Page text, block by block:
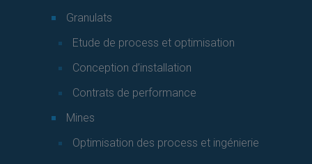
Granulats
Etude de process et optimisation
Conception d’installation
Contrats de performance
Mines
Optimisation des process et ingénierie